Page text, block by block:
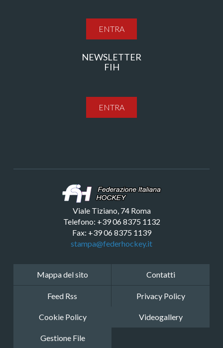
ENTRA
NEWSLETTER
FIH
ENTRA
Viale Tiziano, 74 Roma
Telefono: +39 06 8375 1132
Fax: +39 06 8375 1139
stampa@federhockey.it
Mappa del sito Contatti
Feed Rss Privacy Policy
Cookie Policy Videogallery
Gestione File